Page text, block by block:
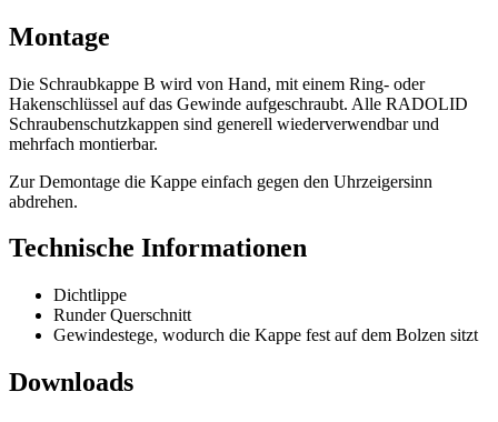
Montage
Die Schraubkappe B wird von Hand, mit einem Ring- oder
Hakenschlüssel auf das Gewinde aufgeschraubt. Alle RADOLID
Schraubenschutzkappen sind generell wiederverwendbar und
mehrfach montierbar.
Zur Demontage die Kappe einfach gegen den Uhrzeigersinn
abdrehen.
Technische Informationen
Dichtlippe
Runder Querschnitt
Gewindestege, wodurch die Kappe fest auf dem Bolzen sitzt
Downloads